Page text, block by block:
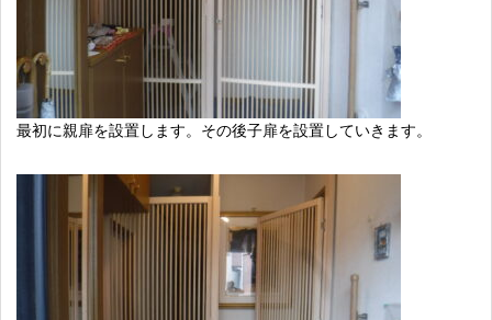
最初に親扉を設置します。その後子扉を設置していきます。